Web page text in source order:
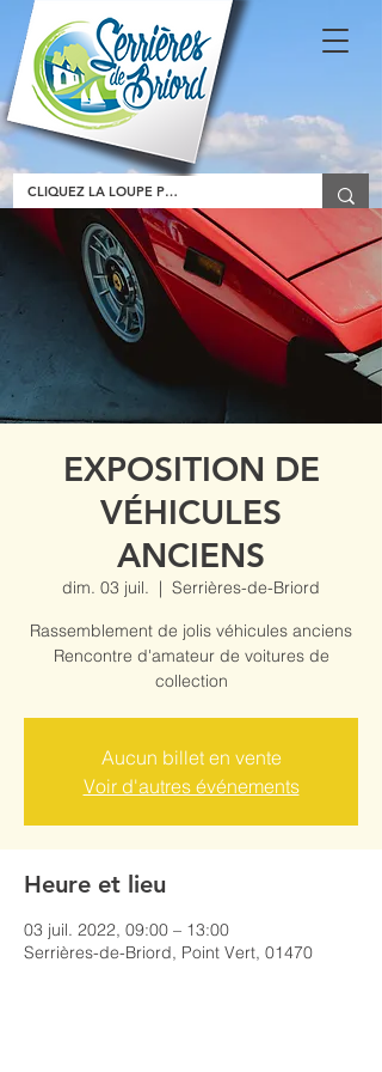
EXPOSITION DE
VÉHICULES
ANCIENS
dim. 03 juil.
  |
Serrières-de-Briord
Rassemblement de jolis véhicules anciens
Rencontre d'amateur de voitures de
collection
Aucun billet en vente
Voir d'autres événements
Heure et lieu
03 juil. 2022, 09:00 – 13:00
Serrières-de-Briord, Point Vert, 01470